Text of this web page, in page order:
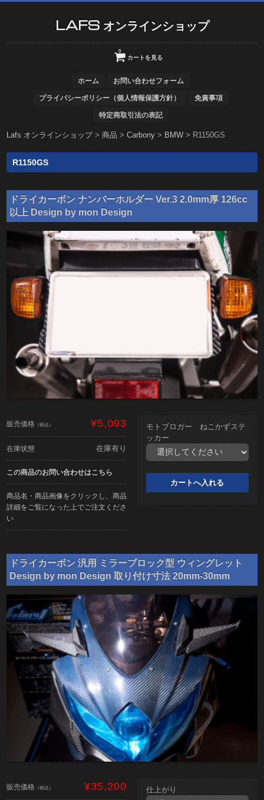
LAFS オンラインショップ
カートを見る
0
ホーム お問い合わせフォーム
プライバシーポリシー（個人情報保護方針） 免責事項
特定商取引法の表記
Lafs オンラインショップ>商品 >Carbony > BMW > R1150GS
R1150GS
ドライカーボン ナンバーホルダー Ver.3 2.0mm厚 126cc
以上 Design by mon Design
販売価格 （税込） ¥5,093
在庫状態 在庫有り
この商品のお問い合わせはこちら
商品名・商品画像をクリックし、商品
詳細をご覧になった上でご注文くださ
い
モトブロガー ねこかずステ
ッカー
ドライカーボン 汎用 ミラーブロック型 ウィングレット
Design by mon Design 取り付け寸法 20mm-30mm
販売価格 （税込） ¥35,200 仕上がり